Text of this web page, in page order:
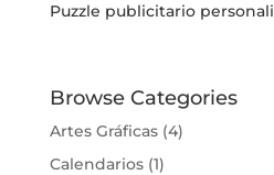
Puzzle publicitario
Browse Categories
Artes Gráficas(4)
Calendarios(1)